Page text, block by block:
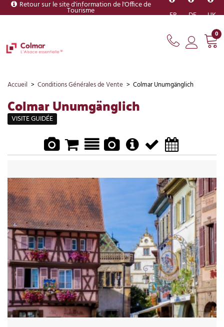
Retour sur le site d'information de l'Office de
Tourisme FR DE UK
0
Accueil > Conditions Générales de Vente > Colmar Unumgänglich
Colmar Unumgänglich
VISITE GUIDÉE